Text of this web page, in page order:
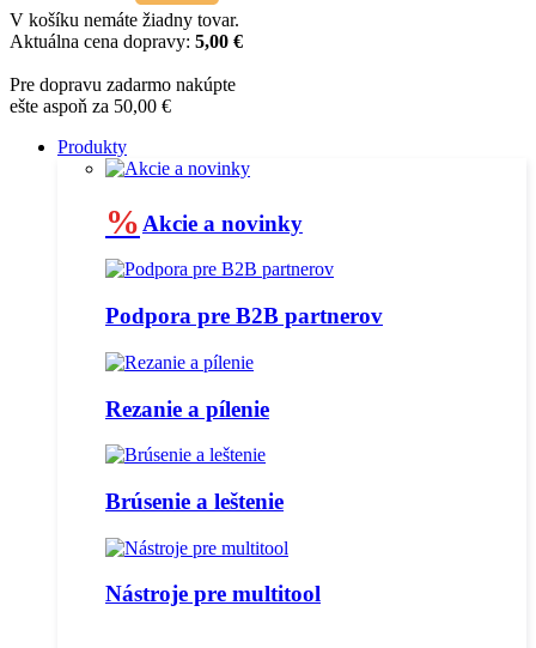
V košíku nemáte žiadny tovar.
Aktuálna cena dopravy: 5,00 €
Pre dopravu zadarmo nakúpte
ešte aspoň za 50,00 €
Produkty
% Akcie a novinky
Podpora pre B2B partnerov
Rezanie a pílenie
Brúsenie a leštenie
Nástroje pre multitool